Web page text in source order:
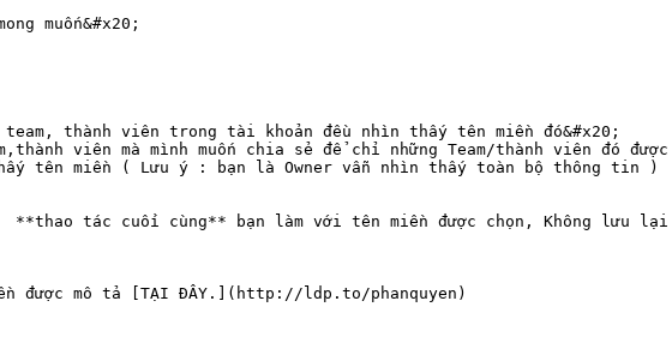
muốn&#x20;
thành viên trong tài khoản đều nhìn thấy tên miền đó&#x20;
viên mà mình muốn chia sẻ để chỉ những Team/thành viên đó
tên miền ( Lưu ý : bạn là Owner vẫn nhìn thấy toàn bộ thông tin )
**thao tác cuối cùng** bạn làm với tên miền được chọn, Không lưu
được mô tả [TẠI ĐÂY.](http://ldp.to/phanquyen)